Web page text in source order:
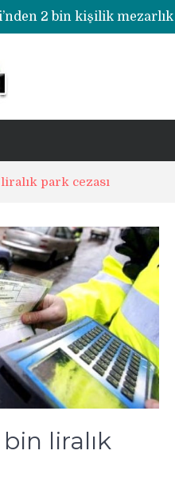
2 bin kişilik
operasyonunda 1
park cezası
bin liralık